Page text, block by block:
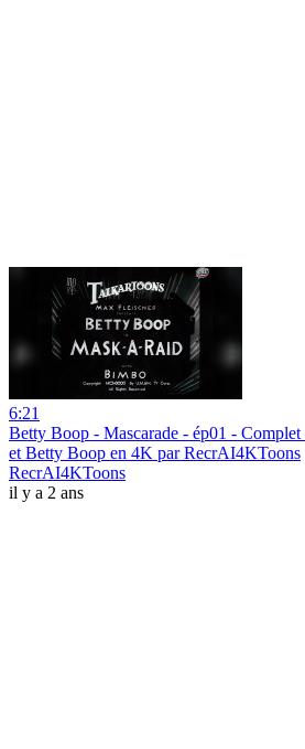
6:21
Betty Boop - Mascarade - ép01 -
et Betty Boop en 4K par RecrAI4KToons
RecrAI4KToons
il y a 2 ans